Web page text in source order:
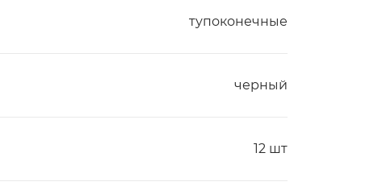
тупоконечные
черный
12 шт